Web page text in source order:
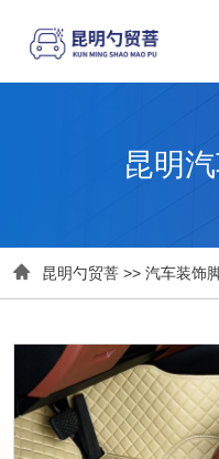
昆明
 昆明勺贸菩 >> 汽车装饰